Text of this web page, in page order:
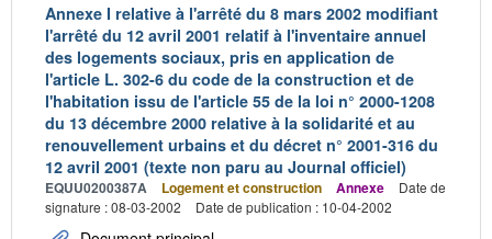
Annexe I relative à l'arrêté du 8 mars 2002 modifiant
l'arrêté du 12 avril 2001 relatif à l'inventaire annuel
des logements sociaux, pris en application de
l'article L. 302-6 du code de la construction et de
l'habitation issu de l'article 55 de la loi n° 2000-1208
du 13 décembre 2000 relative à la solidarité et au
renouvellement urbains et du décret n° 2001-316 du
12 avril 2001 (texte non paru au Journal officiel)
EQUU0200387A Logement et construction Annexe
Date de
signature : 08-03-2002
Date de publication : 10-04-2002